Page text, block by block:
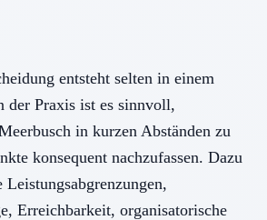
entsteht selten in einem
der Praxis ist es sinnvoll,
in kurzen Abständen zu
konsequent nachzufassen. Dazu
Leistungsabgrenzungen,
Erreichbarkeit, organisatorische